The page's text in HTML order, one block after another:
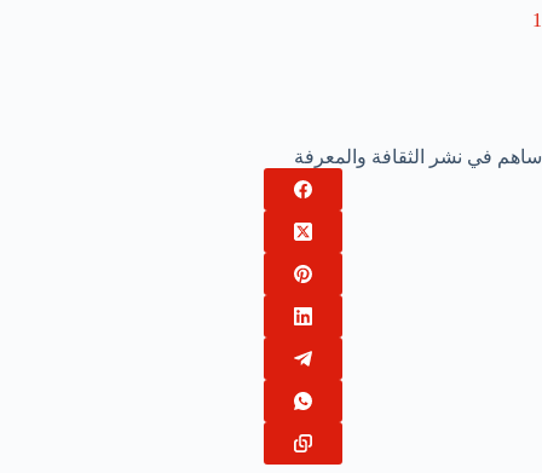
1
ساهم في نشر الثقافة والمعرفة